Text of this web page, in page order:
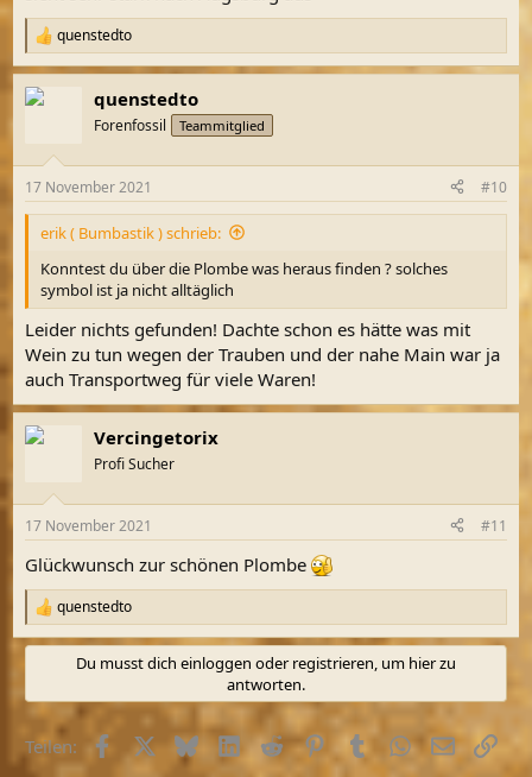
R
e
a
k
e
n
quenstedto
quenstedto
Forenfossil Teammitglied
17 November 2021 #10
erik ( Bumbastik ) schrieb:
Konntest du über die Plombe was heraus finden ? solches
symbol ist ja nicht alltäglich
Leider nichts gefunden! Dachte schon es hätte was mit
Wein zu tun wegen der Trauben und der nahe Main war ja
auch Transportweg für viele Waren!
Vercingetorix
Profi Sucher
17 November 2021 #11
Glückwunsch zur schönen Plombe
R
e
a
i
n
quenstedto
Du musst dich einloggen oder registrieren, um hier zu
antworten.
Teilen: FacebookX (Twitter)
BlueskyLinkedIn
Reddit PinterestTumblrWhatsApp
E-MailLink